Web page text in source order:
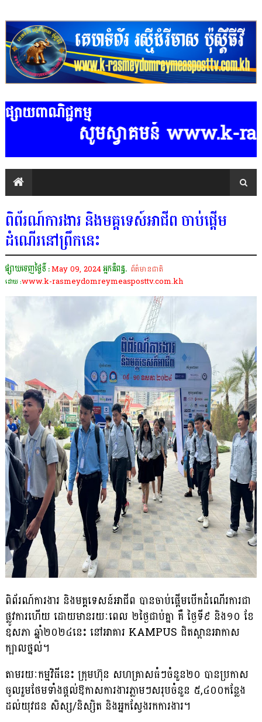
ផ្សាយពាណិជ្ជកម្ម
សូមស្វាគមន៍ www.k-
ពិព័រណ៍ការងារ និងមគ្គទេស៍អាជីព ចាប់ផ្តើម
ដំណើរនៅព្រឹកនេះ
ផ្សាយចេញថ្ងៃទី :May 09, 2024អ្នកនិពន្ធ. ព័ត៌មានជាតិ
ដោយ :www.k-rasmeydomreymeasposttv.com.kh
ពិព័រណ៍ការងារ និងមគ្គទេសន៍អាជីព បានចាប់ផ្តើមបើកដំណើរការជា
ផ្លូវការហើយ ដោយ​មាន​រយៈ​ពេល ២ថ្ងៃជាប់គ្នា គឺ ថ្ងៃទី៩ និង១០ ខែ
ឧសភា ឆ្នាំ២០២៤នេះ នៅអាគារ KAMPUS ជិត​ស្ពានអាកាស
ក្បាលថ្នល់។
តាមរយៈកម្មវិធីនេះ ក្រុមហ៊ុន សហគ្រាសធំៗចំនួន២០ បានប្រកាស​
ចូលរួម​ថែម​ទាំង​ផ្តល់​ឱកាស​ការងារ​ភ្លាម​ៗសរុបចំនួន ៥,៤០០កន្លែង
ដល់យុវជន សិស្ស/និស្សិត និងអ្នកស្វែងរកការងារ។